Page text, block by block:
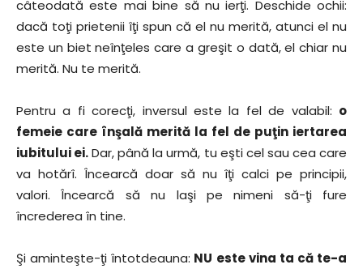
câteodată este mai bine să nu ierţi. Deschide ochii:
dacă toţi prietenii îţi spun că el nu merită, atunci el nu
este un biet neînţeles care a greşit o dată, el chiar nu
merită. Nu te merită.
Pentru a fi corecţi, inversul este la fel de valabil: o
femeie care înşală merită la fel de puţin iertarea
iubitului ei.Dar, până la urmă, tu eşti cel sau cea care
va hotărî. Încearcă doar să nu îţi calci pe principii,
valori. Încearcă să nu laşi pe nimeni să-ţi fure
încrederea în tine.
Şi aminteşte-ţi întotdeauna: NU este vina ta că te-a